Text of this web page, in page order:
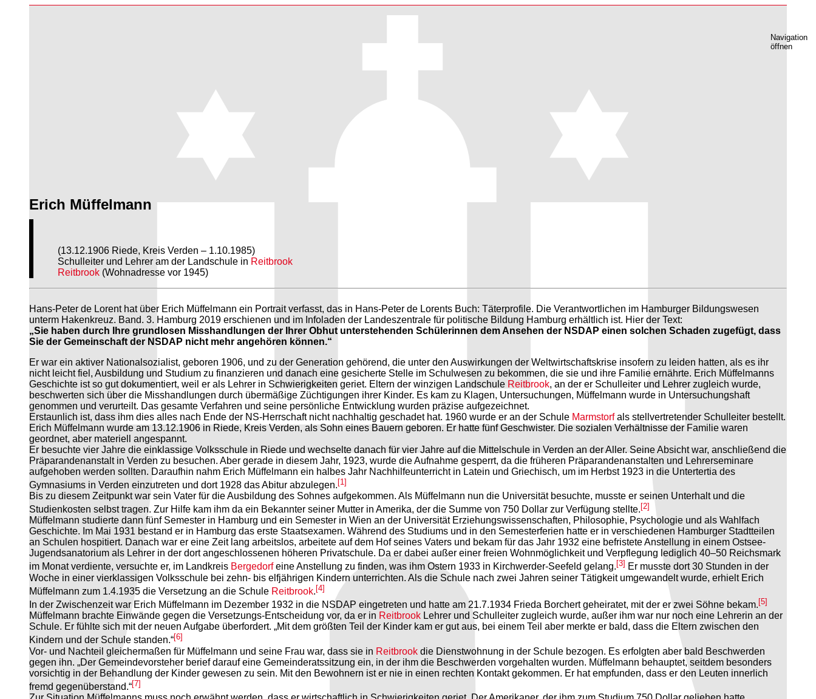
Navigation
öffnen
Erich Müffelmann
(13.12.1906 Riede, Kreis Verden – 1.10.1985)
Schulleiter und Lehrer am der Landschule in Reitbrook
Reitbrook (Wohnadresse vor 1945)
Hans-Peter de Lorent hat über Erich Müffelmann ein Portrait verfasst, das in Hans-Peter de Lorents Buch: Täterprofile. Die Verantwortlichen im Hamburger Bildungswesen
unterm Hakenkreuz. Band. 3. Hamburg 2019 erschienen und im Infoladen der Landeszentrale für politische Bildung Hamburg erhältlich ist. Hier der Text:
„Sie haben durch Ihre grundlosen Misshandlungen der Ihrer Obhut unterstehenden Schülerinnen dem Ansehen der NSDAP einen solchen Schaden zugefügt, dass
Sie der Gemeinschaft der NSDAP nicht mehr angehören können.“
Er war ein aktiver Nationalsozialist, geboren 1906, und zu der Generation gehörend, die unter den Auswirkungen der Weltwirtschaftskrise insofern zu leiden hatten, als es ihr
nicht leicht fiel, Ausbildung und Studium zu finanzieren und danach eine gesicherte Stelle im Schulwesen zu bekommen, die sie und ihre Familie ernährte. Erich Müffelmanns
Geschichte ist so gut dokumentiert, weil er als Lehrer in Schwierigkeiten geriet. Eltern der winzigen Landschule Reitbrook, an der er Schulleiter und Lehrer zugleich wurde,
beschwerten sich über die Misshandlungen durch übermäßige Züchtigungen ihrer Kinder. Es kam zu Klagen, Untersuchungen, Müffelmann wurde in Untersuchungshaft
genommen und verurteilt. Das gesamte Verfahren und seine persönliche Entwicklung wurden präzise aufgezeichnet.
Erstaunlich ist, dass ihm dies alles nach Ende der NS-Herrschaft nicht nachhaltig geschadet hat. 1960 wurde er an der Schule Marmstorfals stellvertretender Schulleiter bestellt.
Erich Müffelmann wurde am 13.12.1906 in Riede, Kreis Verden, als Sohn eines Bauern geboren. Er hatte fünf Geschwister. Die sozialen Verhältnisse der Familie waren
geordnet, aber materiell angespannt.
Er besuchte vier Jahre die einklassige Volksschule in Riede und wechselte danach für vier Jahre auf die Mittelschule in Verden an der Aller. Seine Absicht war, anschließend die
Präparandenanstalt in Verden zu besuchen. Aber gerade in diesem Jahr, 1923, wurde die Aufnahme gesperrt, da die früheren Präparandenanstalten und Lehrerseminare
aufgehoben werden sollten. Daraufhin nahm Erich Müffelmann ein halbes Jahr Nachhilfeunterricht in Latein und Griechisch, um im Herbst 1923 in die Untertertia des
Gymnasiums in Verden einzutreten und dort 1928 das Abitur abzulegen.[1]
Bis zu diesem Zeitpunkt war sein Vater für die Ausbildung des Sohnes aufgekommen. Als Müffelmann nun die Universität besuchte, musste er seinen Unterhalt und die
Studienkosten selbst tragen. Zur Hilfe kam ihm da ein Bekannter seiner Mutter in Amerika, der die Summe von 750 Dollar zur Verfügung stellte. [2]
Müffelmann studierte dann fünf Semester in Hamburg und ein Semester in Wien an der Universität Erziehungswissenschaften, Philosophie, Psychologie und als Wahlfach
Geschichte. Im Mai 1931 bestand er in Hamburg das erste Staatsexamen. Während des Studiums und in den Semesterferien hatte er in verschiedenen Hamburger Stadtteilen
an Schulen hospitiert. Danach war er eine Zeit lang arbeitslos, arbeitete auf dem Hof seines Vaters und bekam für das Jahr 1932 eine befristete Anstellung in einem Ostsee-
Jugendsanatorium als Lehrer in der dort angeschlossenen höheren Privatschule. Da er dabei außer einer freien Wohnmöglichkeit und Verpflegung lediglich 40–50 Reichsmark
im Monat verdiente, versuchte er, im Landkreis Bergedorfeine Anstellung zu finden, was ihm Ostern 1933 in Kirchwerder-Seefeld gelang. [3] Er musste dort 30 Stunden in der
Woche in einer vierklassigen Volksschule bei zehn- bis elfjährigen Kindern unterrichten. Als die Schule nach zwei Jahren seiner Tätigkeit umgewandelt wurde, erhielt Erich
Müffelmann zum 1.4.1935 die Versetzung an die Schule Reitbrook.[4]
In der Zwischenzeit war Erich Müffelmann im Dezember 1932 in die NSDAP eingetreten und hatte am 21.7.1934 Frieda Borchert geheiratet, mit der er zwei Söhne bekam. [5]
Müffelmann brachte Einwände gegen die Versetzungs-Entscheidung vor, da er in Reitbrook Lehrer und Schulleiter zugleich wurde, außer ihm war nur noch eine Lehrerin an der
Schule. Er fühlte sich mit der neuen Aufgabe überfordert. „Mit dem größten Teil der Kinder kam er gut aus, bei einem Teil aber merkte er bald, dass die Eltern zwischen den
Kindern und der Schule standen.“[6]
Vor- und Nachteil gleichermaßen für Müffelmann und seine Frau war, dass sie in Reitbrook die Dienstwohnung in der Schule bezogen. Es erfolgten aber bald Beschwerden
gegen ihn. „Der Gemeindevorsteher berief darauf eine Gemeinderatssitzung ein, in der ihm die Beschwerden vorgehalten wurden. Müffelmann behauptet, seitdem besonders
vorsichtig in der Behandlung der Kinder gewesen zu sein. Mit den Bewohnern ist er nie in einen rechten Kontakt gekommen. Er hat empfunden, dass er den Leuten innerlich
fremd gegenüberstand.“[7]